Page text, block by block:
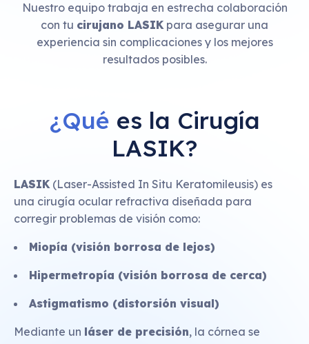
Nuestro equipo trabaja en estrecha colaboración
con tu cirujano LASIKpara asegurar una
experiencia sin complicaciones y los mejores
resultados posibles.
¿Qué es la Cirugía
LASIK?
LASIK(Laser-Assisted In Situ Keratomileusis) es
una cirugía ocular refractiva diseñada para
corregir problemas de visión como:
Miopía (visión borrosa de lejos)
Hipermetropía (visión borrosa de cerca)
Astigmatismo (distorsión visual)
Mediante un láser de precisión, la córnea se